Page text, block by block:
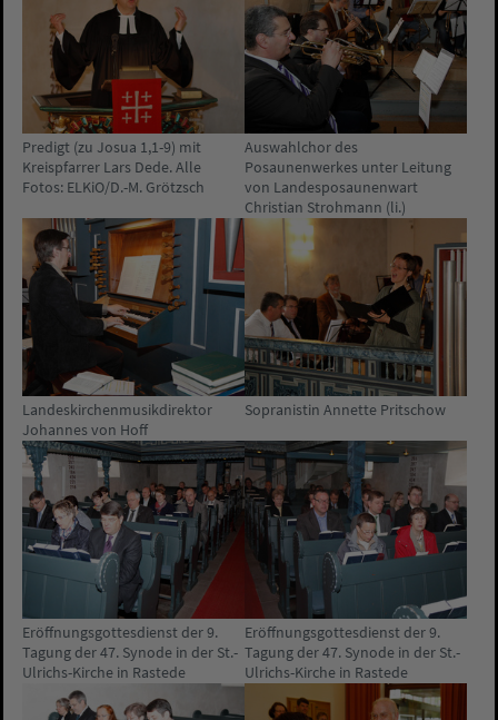
Predigt (zu Josua 1,1-9) mit
Kreispfarrer Lars Dede. Alle
Fotos: ELKiO/D.-M. Grötzsch
Auswahlchor des
Posaunenwerkes unter Leitung
von Landesposaunenwart
Christian Strohmann (li.)
Landeskirchenmusikdirektor
Johannes von Hoff
Sopranistin Annette Pritschow
Eröffnungsgottesdienst der 9.
Tagung der 47. Synode in der St.-
Ulrichs-Kirche in Rastede
Eröffnungsgottesdienst der 9.
Tagung der 47. Synode in der St.-
Ulrichs-Kirche in Rastede